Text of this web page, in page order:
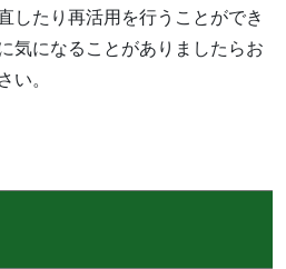
したり再活用を行うことができ
気になることがありましたらお
い。